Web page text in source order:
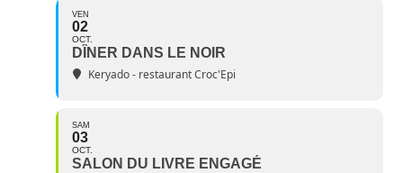
VEN
02
OCT.
DÎNER DANS LE NOIR
Keryado - restaurant Croc'Epi
SAM
03
OCT.
SALON DU LIVRE ENGAGÉ